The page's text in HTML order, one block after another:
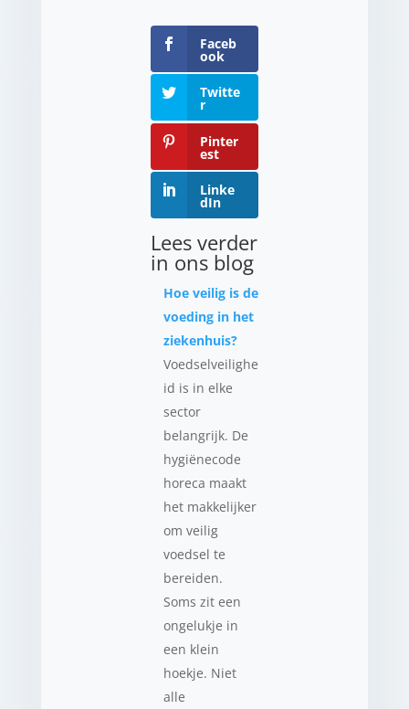
Faceb
ook
Twitte
r
Pinter
est
Linke
dIn
Lees verder
in ons blog
Hoe veilig is de
voeding in het
ziekenhuis?
Voedselveilighe
id is in elke
sector
belangrijk. De
hygiënecode
horeca maakt
het makkelijker
om veilig
voedsel te
bereiden.
Soms zit een
ongelukje in
een klein
hoekje. Niet
alle